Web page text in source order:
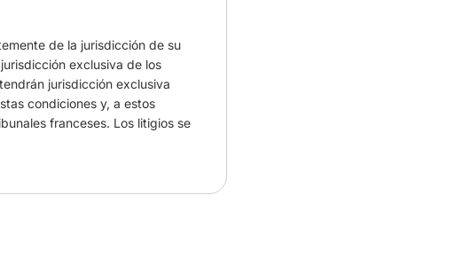
de la jurisdicción de su
exclusiva de los
jurisdicción exclusiva
condiciones y, a estos
franceses. Los litigios se